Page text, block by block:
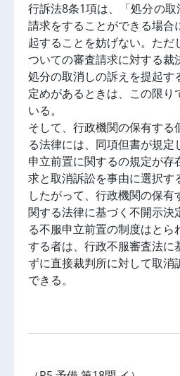
行訴法8条1項は、「処分の
請求をすることができる場合
起することを妨げない。ただ
ついての審査請求に対する裁
処分の取消しの訴えを提起す
定めがあるときは、この限り
いる。
そして、行政機関の保有する
る法律には、同項但書が規定
申立前置に関するの規定が存
求と取消訴訟を事由に選択す
したがって、行政機関の保
関する法律に基づく不開示決
る不服申立前置の制度はと
する者は、行政不服審査法に
ずに直接裁判所に対して取消
できる。